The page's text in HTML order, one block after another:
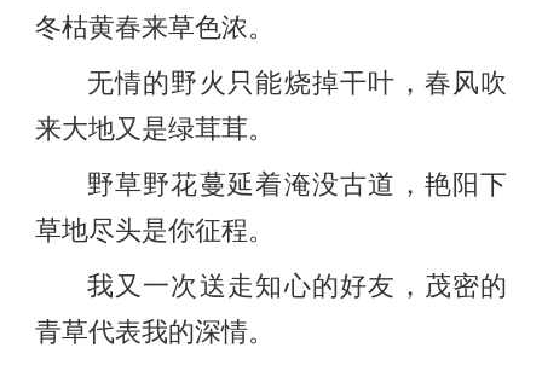
冬枯黄春来草色浓。
无情的野火只能烧掉干叶，春风吹
来大地又是绿茸茸。
野草野花蔓延着淹没古道，艳阳下
草地尽头是你征程。
我又一次送走知心的好友，茂密的
青草代表我的深情。